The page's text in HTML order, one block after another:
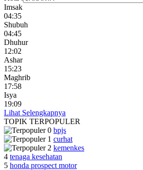
Imsak
04:35
Shubuh
04:45
Dhuhur
12:02
Ashar
15:23
Maghrib
17:58
Isya
19:09
Lihat Selengkapnya
TOPIK TERPOPULER
bpjs
curhat
kemenkes
4 tenaga kesehatan
5 honda prospect motor